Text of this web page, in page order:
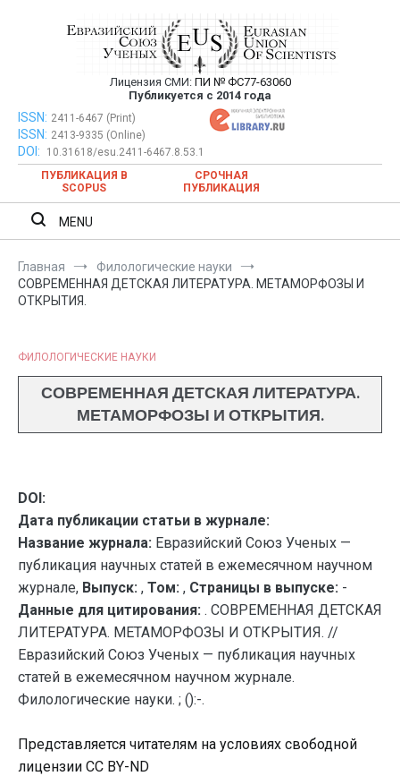
Евразийский Союз Ученых —
публикация научных статей в
ежемесячном научном журнале
Лицензия СМИ: ПИ № ФС77-63060
Публикуется с 2014 года
Евразийский Союз Ученых — публикация научных статей в
ежемесячном научном журнале
ISSN: 2411-6467 (Print)
ISSN: 2413-9335 (Online)
DOI:
10.31618/esu.2411-6467.8.53.1
ПУБЛИКАЦИЯ В
SCOPUS
СРОЧНАЯ
ПУБЛИКАЦИЯ
MENU
Главная
Филологические науки
СОВРЕМЕННАЯ ДЕТСКАЯ ЛИТЕРАТУРА. МЕТАМОРФОЗЫ И
ОТКРЫТИЯ.
ФИЛОЛОГИЧЕСКИЕ НАУКИ
СОВРЕМЕННАЯ ДЕТСКАЯ ЛИТЕРАТУРА.
МЕТАМОРФОЗЫ И ОТКРЫТИЯ.
DOI:
Дата публикации статьи в журнале:
Название журнала: Евразийский Союз Ученых —
публикация научных статей в ежемесячном научном
журнале, Выпуск: , Том: , Страницы в выпуске: -
Данные для цитирования: . СОВРЕМЕННАЯ ДЕТСКАЯ
ЛИТЕРАТУРА. МЕТАМОРФОЗЫ И ОТКРЫТИЯ. //
Евразийский Союз Ученых — публикация научных
статей в ежемесячном научном журнале.
Филологические науки. ; ():-.
Представляется читателям на условиях свободной
лицензии CC BY-ND